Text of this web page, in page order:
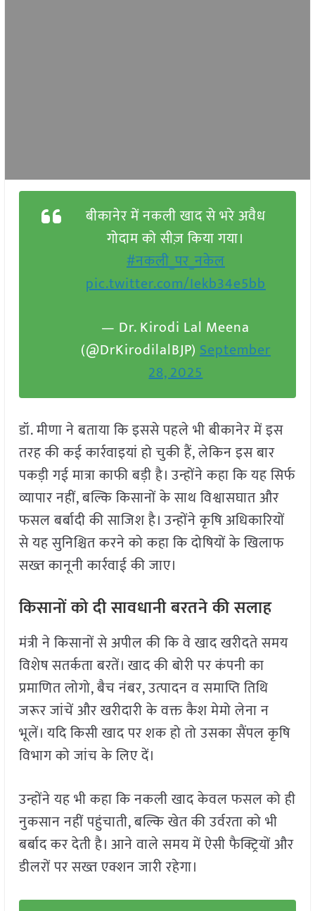
बीकानेर में नकली खाद से भरे अवैध
गोदाम को सीज़ किया गया।
#नकली_पर_नकेल
pic.twitter.com/Iekb34e5bb
— Dr. Kirodi Lal Meena
(@DrKirodilalBJP) September
28, 2025
डॉ. मीणा ने बताया कि इससे पहले भी बीकानेर में इस
तरह की कई कार्रवाइयां हो चुकी हैं, लेकिन इस बार
पकड़ी गई मात्रा काफी बड़ी है। उन्होंने कहा कि यह सिर्फ
व्यापार नहीं, बल्कि किसानों के साथ विश्वासघात और
फसल बर्बादी की साजिश है। उन्होंने कृषि अधिकारियों
से यह सुनिश्चित करने को कहा कि दोषियों के खिलाफ
सख्त कानूनी कार्रवाई की जाए।
किसानों को दी सावधानी बरतने की सलाह
मंत्री ने किसानों से अपील की कि वे खाद खरीदते समय
विशेष सतर्कता बरतें। खाद की बोरी पर कंपनी का
प्रमाणित लोगो, बैच नंबर, उत्पादन व समाप्ति तिथि
जरूर जांचें और खरीदारी के वक्त कैश मेमो लेना न
भूलें। यदि किसी खाद पर शक हो तो उसका सैंपल कृषि
विभाग को जांच के लिए दें।
उन्होंने यह भी कहा कि नकली खाद केवल फसल को ही
नुकसान नहीं पहुंचाती, बल्कि खेत की उर्वरता को भी
बर्बाद कर देती है। आने वाले समय में ऐसी फैक्ट्रियों और
डीलरों पर सख्त एक्शन जारी रहेगा।